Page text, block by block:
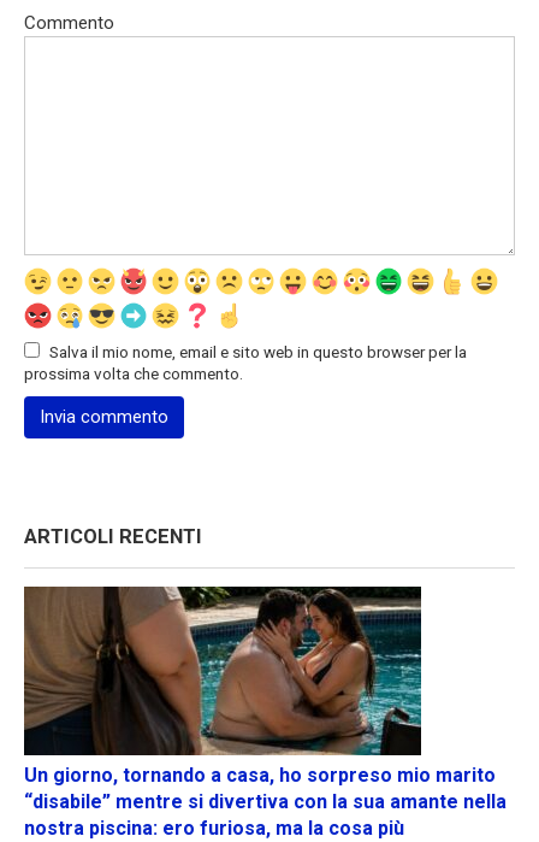
Commento
Salva il mio nome, email e sito web in questo browser per la
prossima volta che commento.
ARTICOLI RECENTI
Un giorno, tornando a casa, ho sorpreso mio marito
“disabile” mentre si divertiva con la sua amante nella
nostra piscina: ero furiosa, ma la cosa più